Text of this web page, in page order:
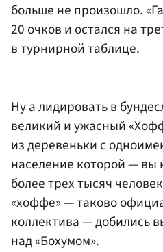
больше не произошло.
20 очков и остался на
в турнирной таблице.
Ну а лидировать в
великий и ужасный
из деревеньки с
население которой — вы
более трех тысяч
«хоффе» — таково
коллектива — добились
над «Бохумом».